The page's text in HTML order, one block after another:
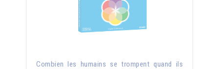
Combien les humains se trompent quand ils